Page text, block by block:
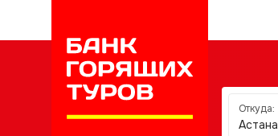
Откуда:
Астана